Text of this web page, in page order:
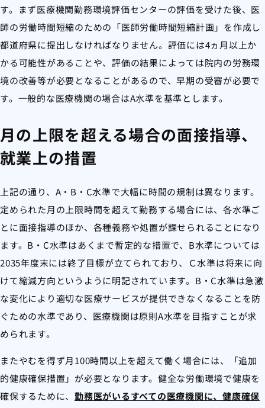
す。まず医療機関勤務環境評価センターの評価を受けた後、医
師の労働時間短縮のための「医師労働時間短縮計画」を作成し
都道府県に提出しなければなりません。評価には4ヵ月以上か
かる可能性があることや、評価の結果によっては院内の労務環
境の改善等が必要となることがあるので、早期の受審が必要で
す。一般的な医療機関の場合はA水準を基準とします。
月の上限を超える場合の面接指導、
就業上の措置
上記の通り、A・B・C水準で大幅に時間の規制は異なります。
定められた月の上限時間を超えて勤務する場合には、各水準ご
とに面接指導のほか、各種義務や処置が課せられることになり
ます。B・C水準はあくまで暫定的な措置で、B水準については
2035年度末には終了目標が立てられており、Ｃ水準は将来に向
けて縮減方向というように明記されています。B・C水準は急激
な変化により適切な医療サービスが提供できなくなることを防
ぐための水準であり、医療機関は原則A水準を目指すことが求
められます。
またやむを得ず月100時間以上を超えて働く場合には、「追加
的健康確保措置」が必要となります。健全な労働環境で健康を
確保するために、 勤務医がいるすべての医療機関に、 健康確保